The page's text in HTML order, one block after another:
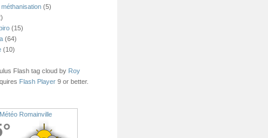
(5)
(15)
(64)
(10)
Flash tag cloud by Roy
Flash Player 9 or better.
Météo Romainville